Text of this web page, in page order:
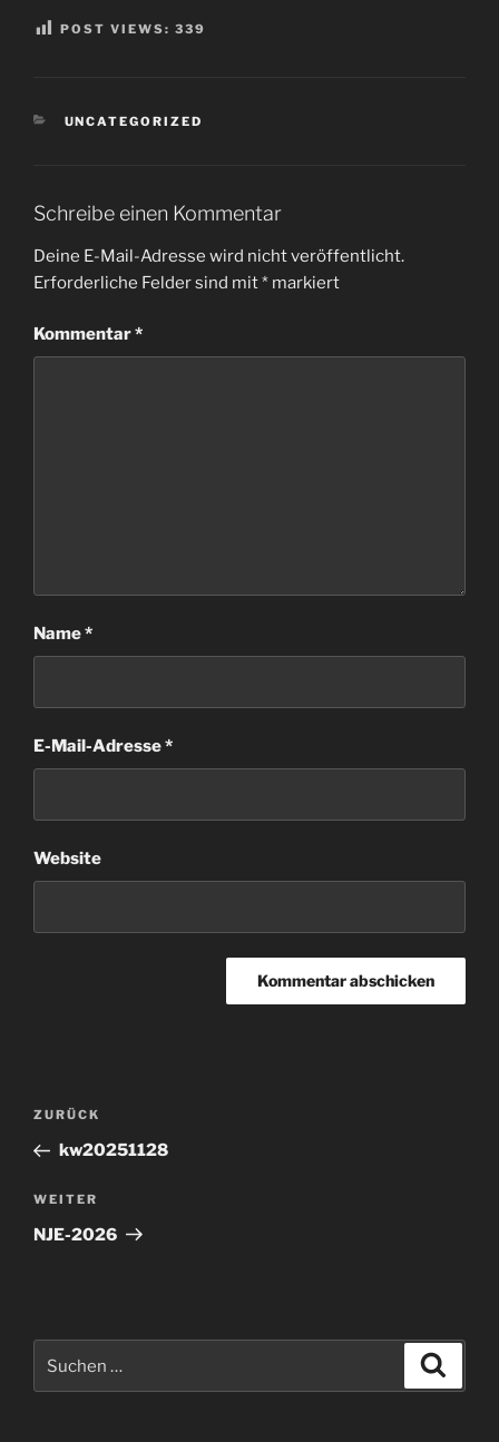
POST VIEWS: 339
KATEGORIEN
UNCATEGORIZED
Schreibe einen Kommentar
Deine E-Mail-Adresse wird nicht veröffentlicht.
Erforderliche Felder sind mit* markiert
Kommentar*
Name*
E-Mail-Adresse*
Website
Beitragsnavigation
Vorheriger
Beitrag
ZURÜCK
kw20251128
Nächster
Beitrag
WEITER
NJE-2026